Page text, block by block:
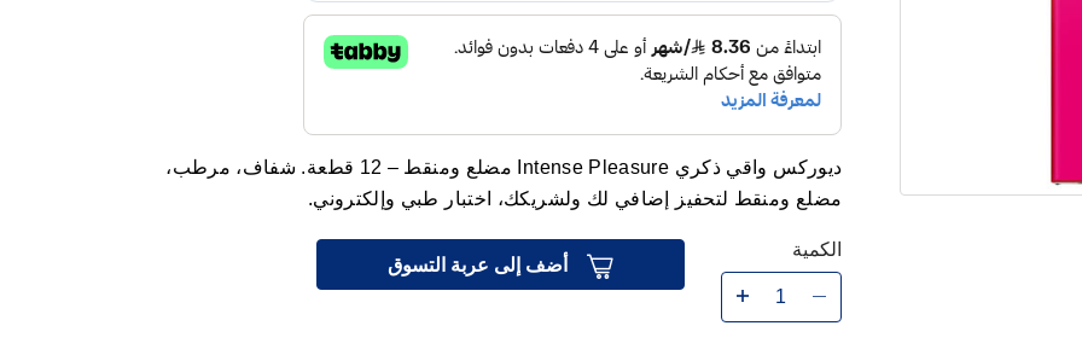
ديوركس واقي ذكري Intense Pleasure مضلع ومنقط – 12 قطعة. شفاف، مرطب،
مضلع ومنقط لتحفيز إضافي لك ولشريكك، اختبار طبي وإلكتروني.
الكمية
أضف إلى عربة التسوق